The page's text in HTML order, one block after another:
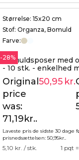
Størrelse: 15x20 cm
Stof: Organza, Bomuld
Farve:
-28%
Bomuldsposer med
- 10 stk. - enkelhed
Original
price
was:
71,19kr..
50,95 kr.
Laveste pris de sidste 30 dage
prisnedsættelsen: 50,95kr.
5,10 kr. / stk. 1 pqt